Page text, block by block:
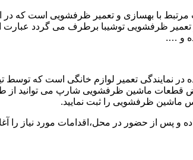
مرتبط با بهسازی و تعمیر ظرفشویی است که در
تعمیر ظرفشویی توشیبا برطرف می گردد
و ….
نمایندگی تعمیر لوازم خانگی است که توسط
قطعات ماشین ظرفشویی شارپ می توانید از
ماشین ظرفشویی را ثبت نمایید.
و پس از حضور در محل،اقدامات مورد نیاز